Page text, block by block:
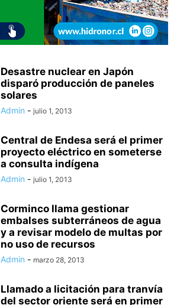
Desastre nuclear en Japón
disparó producción de paneles
solares
Admin - julio 1, 2013
Central de Endesa será el primer
proyecto eléctrico en someterse
a consulta indígena
Admin - julio 1, 2013
Corminco llama gestionar
embalses subterráneos de agua
y a revisar modelo de multas por
no uso de recursos
Admin - marzo 28, 2013
Llamado a licitación para tranvía
del sector oriente será en primer